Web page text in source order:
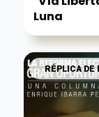
Luna
RÉPLICA DE